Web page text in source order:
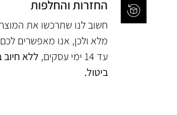
החזרות והחלפות
חשוב לנו שתרכשו את
מלא ולכן, אנו מאפשרים
עד 14 ימי עסקים,
ללא חיוב
ביטול.